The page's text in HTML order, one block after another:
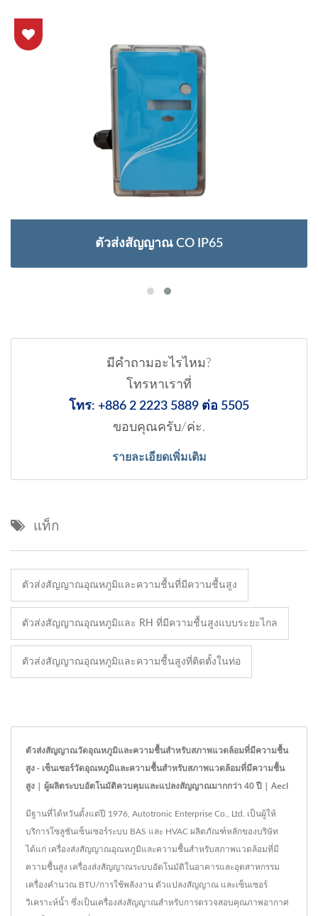
ตัวส่งสัญญาณ CO IP65
มีคำถามอะไรไหม?
โทรหาเราที่
โทร: +886 2 2223 5889 ต่อ 5505
ขอบคุณครับ/ค่ะ.
รายละเอียดเพิ่มเติม
แท็ก
ตัวส่งสัญญาณอุณหภูมิและความชื้นที่มีความชื้นสูง
ตัวส่งสัญญาณอุณหภูมิและ RH ที่มีความชื้นสูงแบบระยะไกล
ตัวส่งสัญญาณอุณหภูมิและความชื้นสูงที่ติดตั้งในท่อ
ตัวส่งสัญญาณวัดอุณหภูมิและความชื้นสำหรับสภาพแวดล้อมที่มีความชื้น
สูง - เซ็นเซอร์วัดอุณหภูมิและความชื้นสำหรับสภาพแวดล้อมที่มีความชื้น
สูง | ผู้ผลิตระบบอัตโนมัติควบคุมและแปลงสัญญาณมากกว่า 40 ปี | Aecl
มีฐานที่ไต้หวันตั้งแต่ปี 1976, Autotronic Enterprise Co., Ltd. เป็นผู้ให้
บริการโซลูชันเซ็นเซอร์ระบบ BAS และ HVAC ผลิตภัณฑ์หลักของบริษัท
ได้แก่ เครื่องส่งสัญญาณอุณหภูมิและความชื้นสำหรับสภาพแวดล้อมที่มี
ความชื้นสูง เครื่องส่งสัญญาณระบบอัตโนมัติในอาคารและอุตสาหกรรม
เครื่องคำนวณ BTU/การใช้พลังงาน ตัวแปลงสัญญาณ และเซ็นเซอร์
วิเคราะห์น้ำ ซึ่งเป็นเครื่องส่งสัญญาณสำหรับการตรวจสอบคุณภาพอากาศ